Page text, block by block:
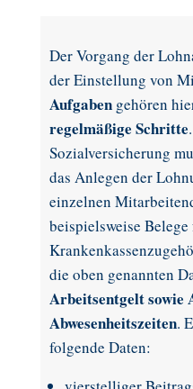
Der Vorgang der
der Einstellung von
Aufgaben gehören
regelmäßige Schritte
Sozialversicherung
das Anlegen der
einzelnen
beispielsweise
die oben genannten
Arbeitsentgelt sowie
Abwesenheitszeiten.
folgende Daten: